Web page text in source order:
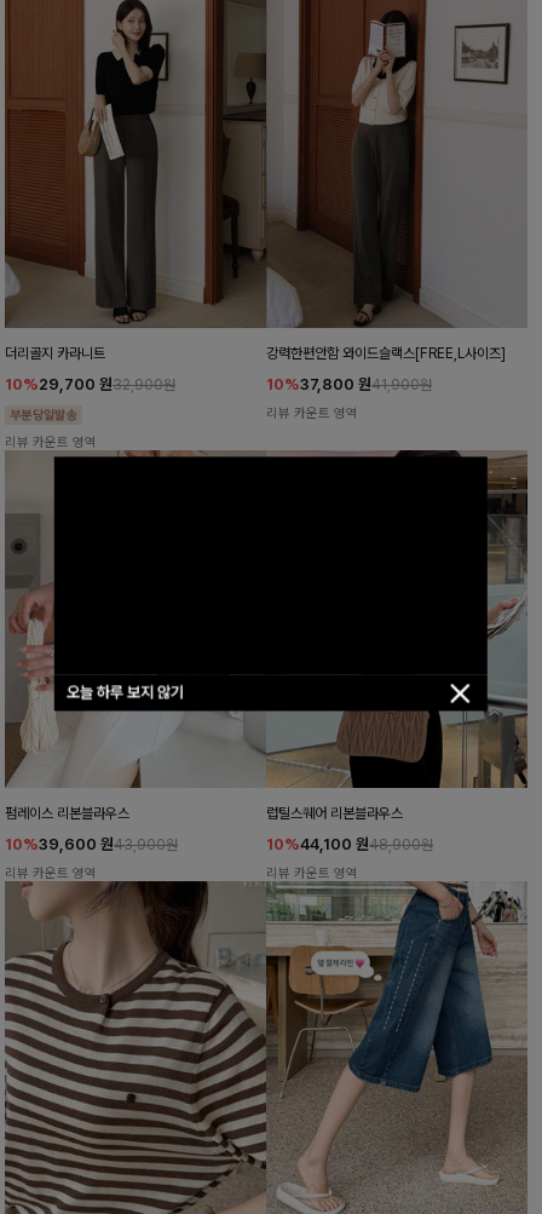
오늘 하루 보지 않기
더리골지 카라니트
10%29,700 원32,900원
리뷰 카운트 영역
강력한편안함 와이드슬랙스[FREE,L사이즈]
10%37,800 원41,900원
리뷰 카운트 영역
펌레이스 리본블라우스
10%39,600 원43,900원
리뷰 카운트 영역
럽틸스퀘어 리본블라우스
10%44,100 원48,900원
리뷰 카운트 영역